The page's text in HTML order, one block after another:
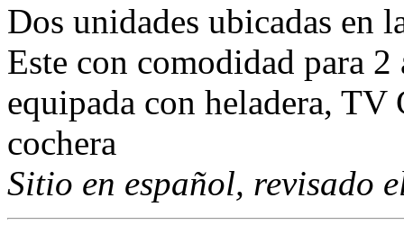
Dos unidades ubicadas en
Este con comodidad para
equipada con heladera,
cochera
Sitio en español, revisado